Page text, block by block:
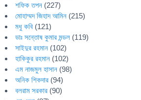
শফিক তপন (227)
মোহাম্মদ জিহাদ আমিন (215)
মধু কবি (121)
ডাঃ সন্তোষ কুমার মন্ডল (119)
সাইদুর রহমান (102)
হাকিকুর রহমান (102)
এম নাজমুল হাসান (98)
অনিক শিকদার (94)
বলরাম সরকার (90)